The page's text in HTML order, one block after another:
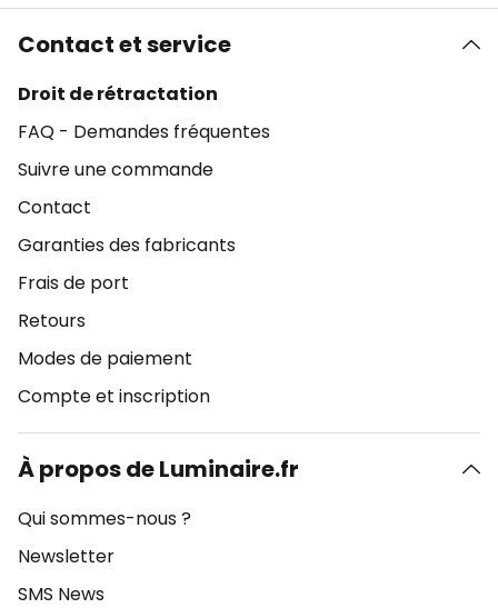
Contact et service
Droit de rétractation
FAQ - Demandes fréquentes
Suivre une commande
Contact
Garanties des fabricants
Frais de port
Retours
Modes de paiement
Compte et inscription
À propos de Luminaire.fr
Qui sommes-nous ?
Newsletter
SMS News